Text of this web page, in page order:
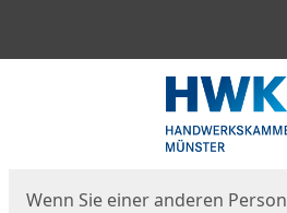
Wenn Sie einer anderen Person